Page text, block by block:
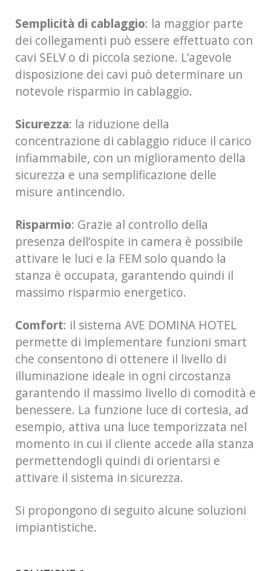
Semplicità di cablaggio: la maggior parte
dei collegamenti può essere effettuato con
cavi SELV o di piccola sezione. L’agevole
disposizione dei cavi può determinare un
notevole risparmio in cablaggio.
Sicurezza: la riduzione della
concentrazione di cablaggio riduce il carico
infiammabile, con un miglioramento della
sicurezza e una semplificazione delle
misure antincendio.
Risparmio: Grazie al controllo della
presenza dell’ospite in camera è possibile
attivare le luci e la FEM solo quando la
stanza è occupata, garantendo quindi il
massimo risparmio energetico.
Comfort: il sistema AVE DOMINA HOTEL
permette di implementare funzioni smart
che consentono di ottenere il livello di
illuminazione ideale in ogni circostanza
garantendo il massimo livello di comodità e
benessere. La funzione luce di cortesia, ad
esempio, attiva una luce temporizzata nel
momento in cui il cliente accede alla stanza
permettendogli quindi di orientarsi e
attivare il sistema in sicurezza.
Si propongono di seguito alcune soluzioni
impiantistiche.